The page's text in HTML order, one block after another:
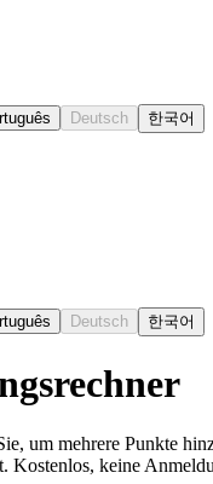
Deutsch 한국어
Deutsch 한국어
um mehrere Punkte
Kostenlos, keine